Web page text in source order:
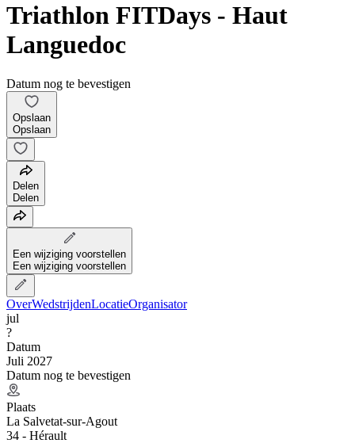
Triathlon FITDays - Haut
Languedoc
Datum nog te bevestigen
Opslaan
Opslaan
Delen
Delen
Een wijziging voorstellen
Een wijziging voorstellen
OverWedstrijdenLocatieOrganisator
jul
?
Datum
Juli 2027
Datum nog te bevestigen
Plaats
La Salvetat-sur-Agout
34 - Hérault